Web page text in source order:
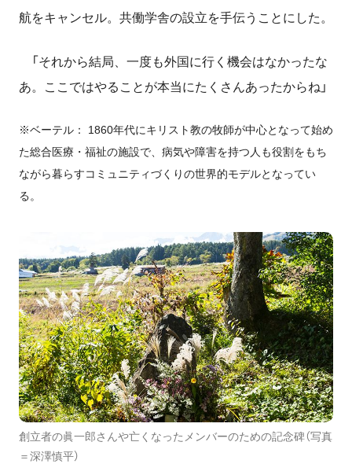
航をキャンセル。共働学舎の設立を手伝うことにした。
「それから結局、一度も外国に行く機会はなかったな
あ。ここではやることが本当にたくさんあったからね」
※ベーテル： 1860年代にキリスト教の牧師が中心となって始め
た総合医療・福祉の施設で、病気や障害を持つ人も役割をもち
ながら暮らすコミュニティづくりの世界的モデルとなってい
る。
創立者の眞一郎さんや亡くなったメンバーのための記念碑（写真
＝深澤慎平）